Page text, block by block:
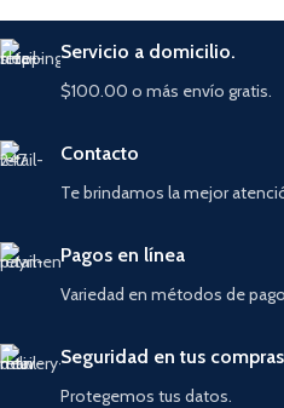
Servicio a domicilio.
$100.00 o más envío gratis.
Contacto
Te brindamos la mejor
Pagos en línea
Variedad en métodos de
Seguridad en tus compras
Protegemos tus datos.